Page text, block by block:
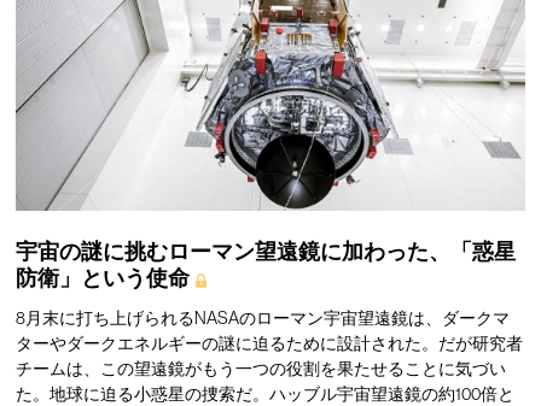
宇宙の謎に挑むローマン望遠鏡に加わった、「惑星
防衛」という使命
8月末に打ち上げられるNASAのローマン宇宙望遠鏡は、ダークマ
ターやダークエネルギーの謎に迫るために設計された。だが研究者
チームは、この望遠鏡がもう一つの役割を果たせることに気づい
た。地球に迫る小惑星の捜索だ。ハッブル宇宙望遠鏡の約100倍と